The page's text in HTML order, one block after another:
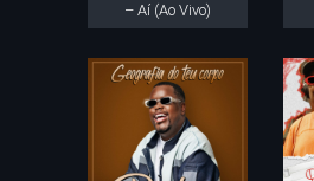
– Aí (Ao Vivo)